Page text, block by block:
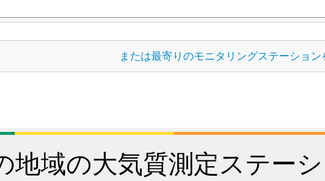
または最寄りのモニタリングステーション
地域の大気質測定ステー